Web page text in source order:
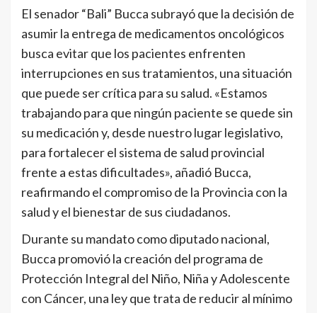
El senador “Bali” Bucca subrayó que la decisión de
asumir la entrega de medicamentos oncológicos
busca evitar que los pacientes enfrenten
interrupciones en sus tratamientos, una situación
que puede ser crítica para su salud. «Estamos
trabajando para que ningún paciente se quede sin
su medicación y, desde nuestro lugar legislativo,
para fortalecer el sistema de salud provincial
frente a estas dificultades», añadió Bucca,
reafirmando el compromiso de la Provincia con la
salud y el bienestar de sus ciudadanos.
Durante su mandato como diputado nacional,
Bucca promovió la creación del programa de
Protección Integral del Niño, Niña y Adolescente
con Cáncer, una ley que trata de reducir al mínimo